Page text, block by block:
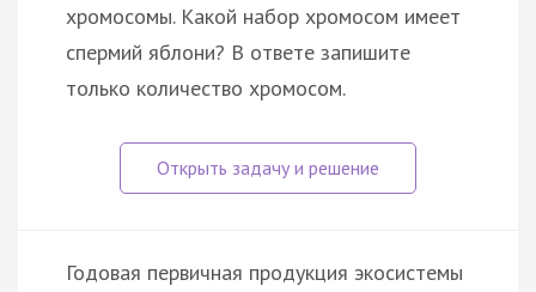
хромосомы. Какой набор хромосом имеет
спермий яблони? В ответе запишите
только количество хромосом.
Годовая первичная продукция экосистемы